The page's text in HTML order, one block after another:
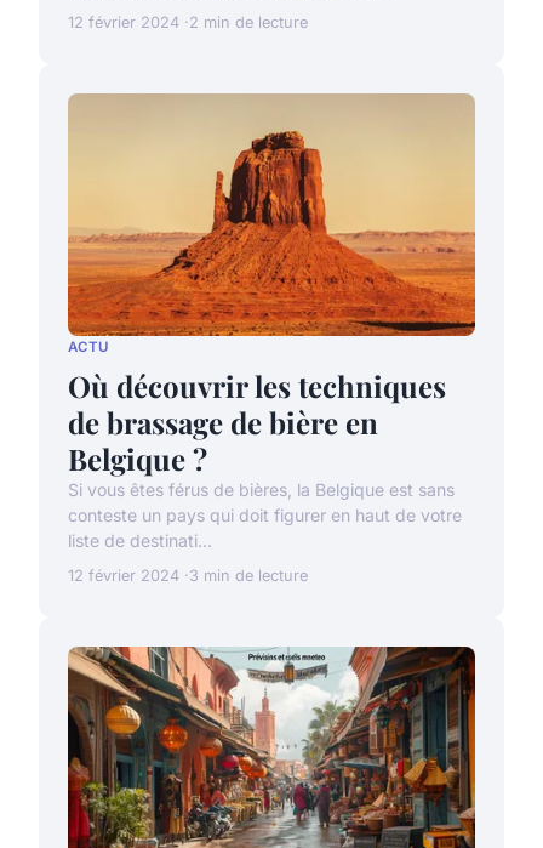
12 février 2024 2 min de lecture
ACTU
Où découvrir les techniques
de brassage de bière en
Belgique ?
Si vous êtes férus de bières, la Belgique est sans
conteste un pays qui doit figurer en haut de votre
liste de destinati...
12 février 2024 3 min de lecture